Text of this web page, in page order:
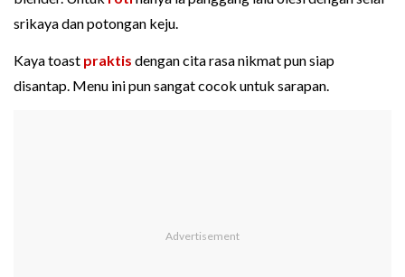
srikaya dan potongan keju.
Kaya toast praktis dengan cita rasa nikmat pun siap
disantap. Menu ini pun sangat cocok untuk sarapan.